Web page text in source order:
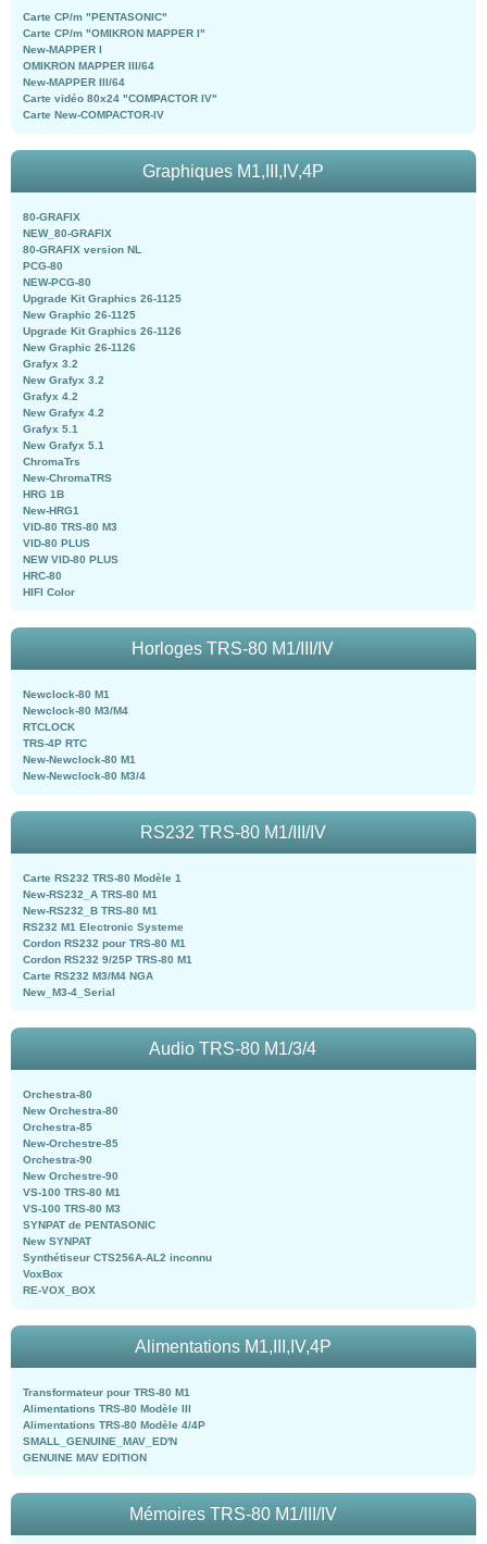
Carte CP/m "PENTASONIC"
Carte CP/m "OMIKRON MAPPER I"
New-MAPPER I
OMIKRON MAPPER III/64
New-MAPPER III/64
Carte vidéo 80x24 "COMPACTOR IV"
Carte New-COMPACTOR-IV
Graphiques M1,III,IV,4P
80-GRAFIX
NEW_80-GRAFIX
80-GRAFIX version NL
PCG-80
NEW-PCG-80
Upgrade Kit Graphics 26-1125
New Graphic 26-1125
Upgrade Kit Graphics 26-1126
New Graphic 26-1126
Grafyx 3.2
New Grafyx 3.2
Grafyx 4.2
New Grafyx 4.2
Grafyx 5.1
New Grafyx 5.1
ChromaTrs
New-ChromaTRS
HRG 1B
New-HRG1
VID-80 TRS-80 M3
VID-80 PLUS
NEW VID-80 PLUS
HRC-80
HIFI Color
Horloges TRS-80 M1/III/IV
Newclock-80 M1
Newclock-80 M3/M4
RTCLOCK
TRS-4P RTC
New-Newclock-80 M1
New-Newclock-80 M3/4
RS232 TRS-80 M1/III/IV
Carte RS232 TRS-80 Modèle 1
New-RS232_A TRS-80 M1
New-RS232_B TRS-80 M1
RS232 M1 Electronic Systeme
Cordon RS232 pour TRS-80 M1
Cordon RS232 9/25P TRS-80 M1
Carte RS232 M3/M4 NGA
New_M3-4_Serial
Audio TRS-80 M1/3/4
Orchestra-80
New Orchestra-80
Orchestra-85
New-Orchestre-85
Orchestra-90
New Orchestre-90
VS-100 TRS-80 M1
VS-100 TRS-80 M3
SYNPAT de PENTASONIC
New SYNPAT
Synthétiseur CTS256A-AL2 inconnu
VoxBox
RE-VOX_BOX
Alimentations M1,III,IV,4P
Transformateur pour TRS-80 M1
Alimentations TRS-80 Modèle III
Alimentations TRS-80 Modèle 4/4P
SMALL_GENUINE_MAV_ED'N
GENUINE MAV EDITION
Mémoires TRS-80 M1/III/IV